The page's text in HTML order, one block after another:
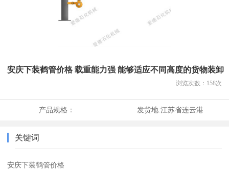
安庆下装鹤管价格 载重能力强 能够适应不同高度的货物装卸
浏览次数： 158次
产品规格： 发货地:江苏省连云港
关键词
安庆下装鹤管价格